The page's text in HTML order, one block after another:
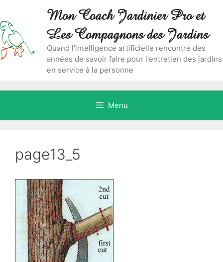
contenu
content
Mon Coach Jardinier Pro et
Les Compagnons des Jardins
Quand l'intelligence artificielle rencontre des
années de savoir faire pour l'entretien des jardins
en service à la personne
Menu
page13_5